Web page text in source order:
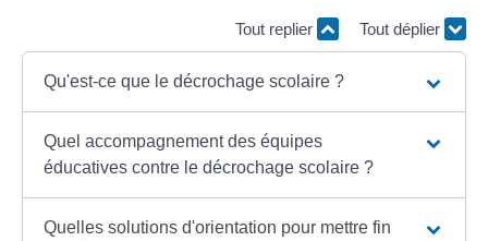
Tout replier Tout déplier
Qu'est-ce que le décrochage scolaire ?
Quel accompagnement des équipes
éducatives contre le décrochage scolaire ?
Quelles solutions d'orientation pour mettre fin